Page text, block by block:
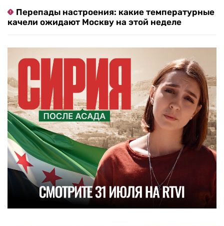
Перепады настроения: какие температурные
качели ожидают Москву на этой неделе